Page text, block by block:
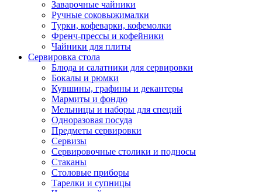
Заварочные чайники
Ручные соковыжималки
Турки, кофеварки, кофемолки
Френч-прессы и кофейники
Чайники для плиты
Сервировка стола
Блюда и салатники для сервировки
Бокалы и рюмки
Кувшины, графины и декантеры
Мармиты и фондю
Мельницы и наборы для специй
Одноразовая посуда
Предметы сервировки
Сервизы
Сервировочные столики и подносы
Стаканы
Столовые приборы
Тарелки и супницы